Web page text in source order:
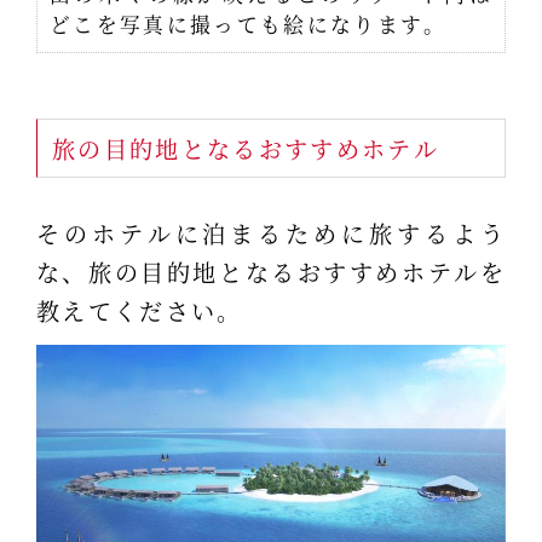
どこを写真に撮っても絵になります。
旅の目的地となるおすすめホテル
そのホテルに泊まるために旅するよう
な、旅の目的地となるおすすめホテルを
教えてください。